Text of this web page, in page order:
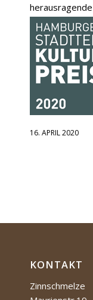
16. APRIL 2020
KONTAKT
Zinnschmelze